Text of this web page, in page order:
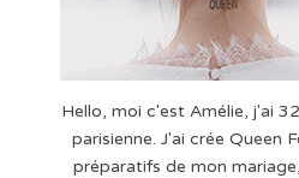
Hello, moi c'est Amélie, j'ai
parisienne. J'ai crée Queen
préparatifs de mon